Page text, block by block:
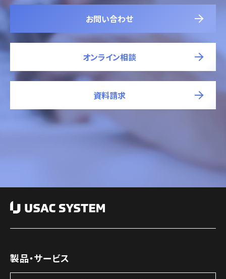
お問い合わせ
オンライン相談
資料請求
製品・サービス